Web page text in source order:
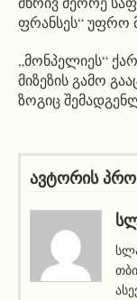
ფრანსეს“ უფრო
„მონპელიეს“
მიზეზის გამო
ზოგიც
ავტორის